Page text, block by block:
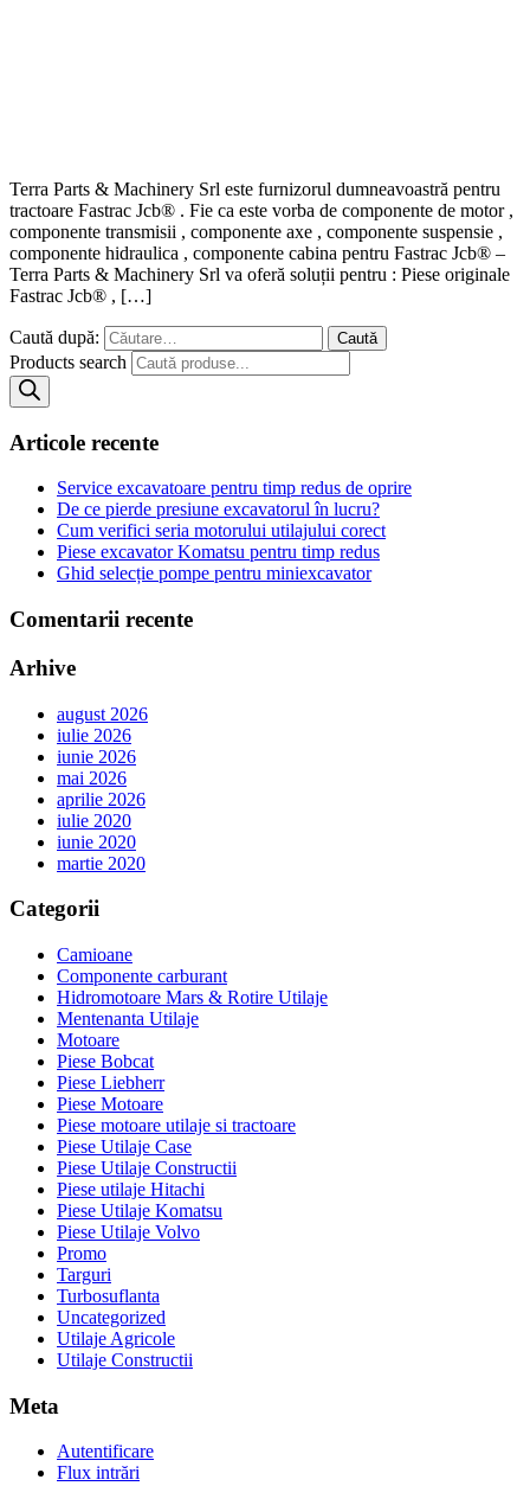
Terra Parts & Machinery Srl este furnizorul dumneavoastră pentru
tractoare Fastrac Jcb® . Fie ca este vorba de componente de motor ,
componente transmisii , componente axe , componente suspensie ,
componente hidraulica , componente cabina pentru Fastrac Jcb® –
Terra Parts & Machinery Srl va oferă soluții pentru : Piese originale
Fastrac Jcb® , […]
Caută după:
Products search
Articole recente
Service excavatoare pentru timp redus de oprire
De ce pierde presiune excavatorul în lucru?
Cum verifici seria motorului utilajului corect
Piese excavator Komatsu pentru timp redus
Ghid selecție pompe pentru miniexcavator
Comentarii recente
Arhive
august 2026
iulie 2026
iunie 2026
mai 2026
aprilie 2026
iulie 2020
iunie 2020
martie 2020
Categorii
Camioane
Componente carburant
Hidromotoare Mars & Rotire Utilaje
Mentenanta Utilaje
Motoare
Piese Bobcat
Piese Liebherr
Piese Motoare
Piese motoare utilaje si tractoare
Piese Utilaje Case
Piese Utilaje Constructii
Piese utilaje Hitachi
Piese Utilaje Komatsu
Piese Utilaje Volvo
Promo
Targuri
Turbosuflanta
Uncategorized
Utilaje Agricole
Utilaje Constructii
Meta
Autentificare
Flux intrări